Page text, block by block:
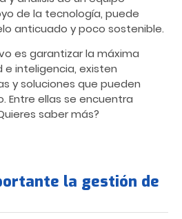
de la tecnología, puede
anticuado y poco sostenible.
es garantizar la máxima
inteligencia, existen
y soluciones que pueden
Entre ellas se encuentra
saber más?
la gestión de